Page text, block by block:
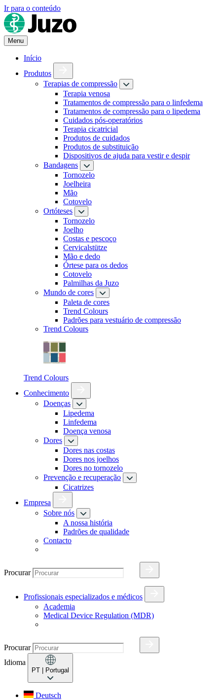
Ir para o conteúdo
Menu
Início
Produtos
Terapias de compressão
Terapia venosa
Tratamentos de compressão para o linfedema
Tratamentos de compressão para o lipedema
Cuidados pós-operatórios
Terapia cicatricial
Produtos de cuidados
Produtos de substituição
Dispositivos de ajuda para vestir e despir
Bandagens
Tornozelo
Joelheira
Mão
Cotovelo
Ortóteses
Tornozelo
Joelho
Costas e pescoço
Cervicalstütze
Mão e dedo
Órtese para os dedos
Cotovelo
Palmilhas da Juzo
Mundo de cores
Paleta de cores
Trend Colours
Padrões para vestuário de compressão
Trend Colours
Trend Colours
Conhecimento
Doenças
Lipedema
Linfedema
Doença venosa
Dores
Dores nas costas
Dores nos joelhos
Dores no tornozelo
Prevenção e recuperação
Cicatrizes
Empresa
Sobre nós
A nossa história
Padrões de qualidade
Contacto
Procurar
Profissionais especializados e médicos
Academia
Medical Device Regulation (MDR)
Procurar
Idioma
PT | Portugal
Deutsch